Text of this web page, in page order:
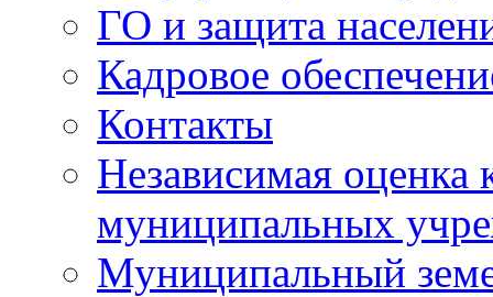
ГО и защита
Кадровое
Контакты
Независимая оценка
муниципальных
Муниципальный